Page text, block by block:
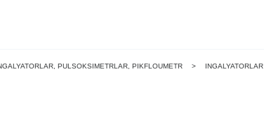
PULSOKSIMETRLAR, PIKFLOUMETR > INGALYATORLAR